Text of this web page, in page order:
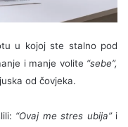
u kojoj ste stalno pod
i manje volite “sebe”,
od čovjeka.
“Ovaj me stres ubija”i